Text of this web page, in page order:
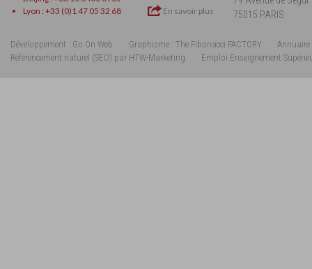
Lyon : +33 (0)1 47 05 32 68
En savoir plus
75015 PARIS
Développement : Go On Web Graphisme : The Fibonacci FACTORY
Annuaire
Référencement naturel (SEO) par HTW-Marketing
Emploi Enseignement